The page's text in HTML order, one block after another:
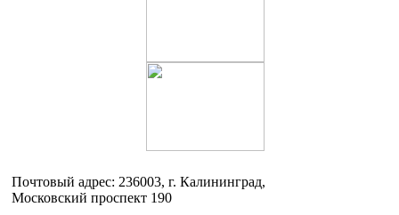
Почтовый адрес: 236003, г. Калининград,
Московский проспект 190